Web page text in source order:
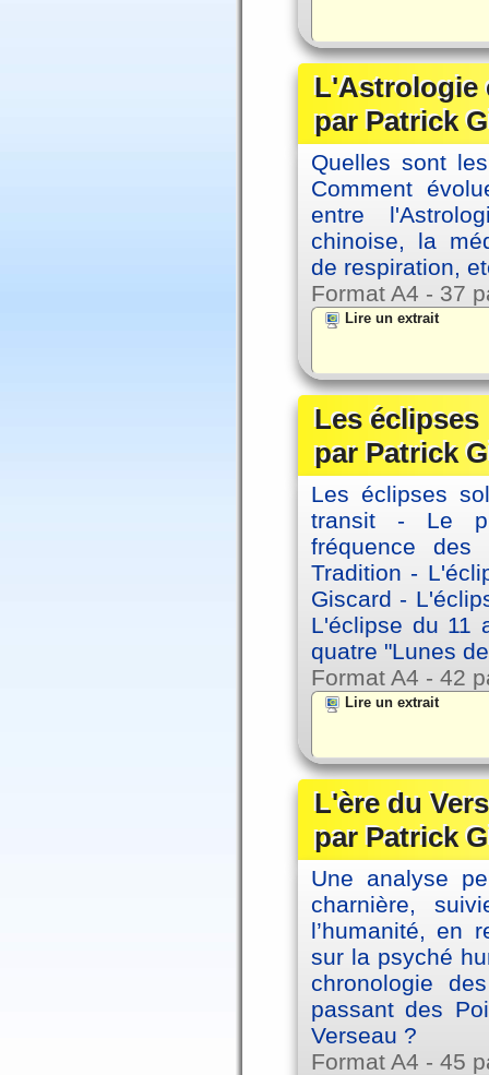
L'Astrologie
par Patrick
Quelles sont
Comment
entre
chinoise, la
de respiration,
Format A4 - 37
Lire un extrait
Les éclipses
par Patrick
Les éclipses
transit - Le
fréquence
Tradition -
Giscard -
L'éclipse du 11
quatre "Lunes
Format A4 - 42
Lire un extrait
L'ère du
par Patrick
Une analyse
charnière,
l’humanité, en
sur la psyché
chronologie
passant des
Verseau ?
Format A4 - 45